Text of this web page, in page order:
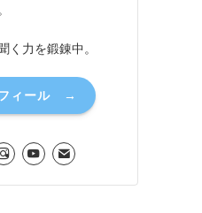
く力を鍛錬中。
ィール →